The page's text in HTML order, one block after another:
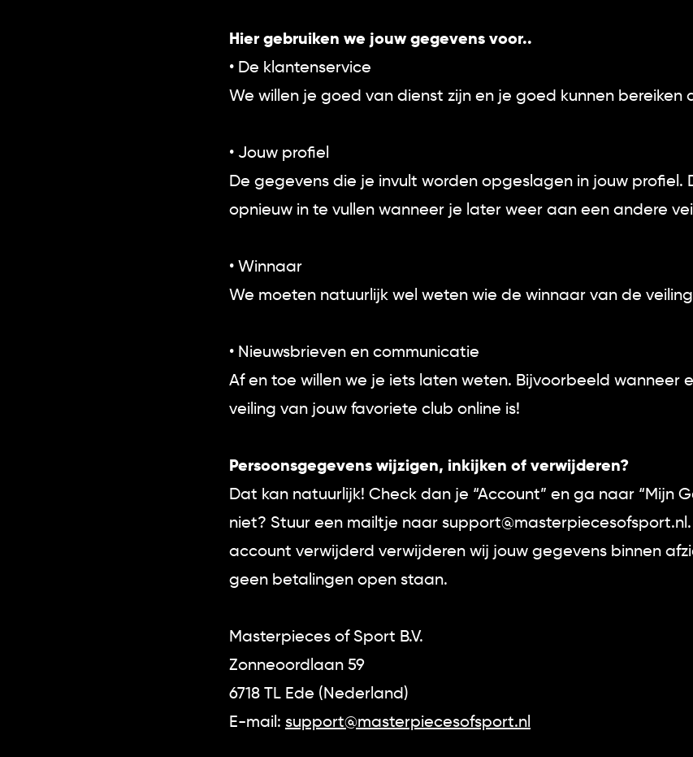
Hier gebruiken we jouw gegevens voor..
• De klantenservice
We willen je goed van dienst zijn en je goed kunnen bereiken
• Jouw profiel
De gegevens die je invult worden opgeslagen in jouw profiel.
opnieuw in te vullen wanneer je later weer aan een andere
• Winnaar
We moeten natuurlijk wel weten wie de winnaar van de
• Nieuwsbrieven en communicatie
Af en toe willen we je iets laten weten. Bijvoorbeeld wanneer
veiling van jouw favoriete club online is!
Persoonsgegevens wijzigen, inkijken of verwijderen?
Dat kan natuurlijk! Check dan je “Account” en ga naar “Mijn
niet? Stuur een mailtje naar
account verwijderd verwijderen wij jouw gegevens binnen
geen betalingen open staan.
Masterpieces of Sport B.V.
Zonneoordlaan 59
6718 TL Ede (Nederland)
E-mail: support@masterpiecesofsport.nl